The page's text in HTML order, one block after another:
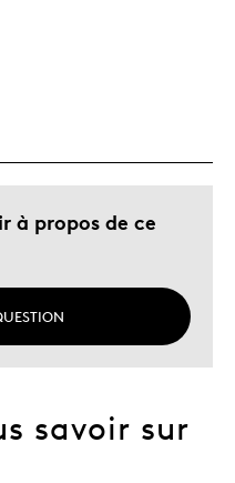
à propos de ce
savoir sur